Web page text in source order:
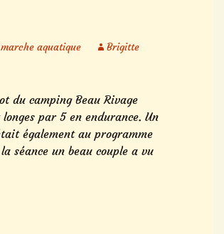
marche aquatique
Brigitte
du camping Beau Rivage
par 5 en endurance. Un
également au programme
séance un beau couple a vu